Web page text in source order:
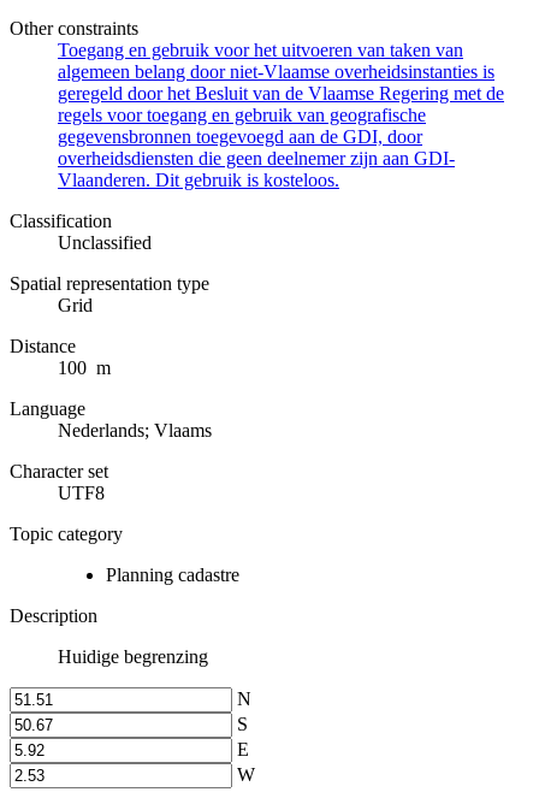
Other constraints
Toegang en gebruik voor het uitvoeren van taken van
algemeen belang door niet-Vlaamse overheidsinstanties is
geregeld door het Besluit van de Vlaamse Regering met de
regels voor toegang en gebruik van geografische
gegevensbronnen toegevoegd aan de GDI, door
overheidsdiensten die geen deelnemer zijn aan GDI-
Vlaanderen. Dit gebruik is kosteloos.
Classification
Unclassified
Spatial representation type
Grid
Distance
100 m
Language
Nederlands; Vlaams
Character set
UTF8
Topic category
Planning cadastre
Description
Huidige begrenzing
N
S
E
W